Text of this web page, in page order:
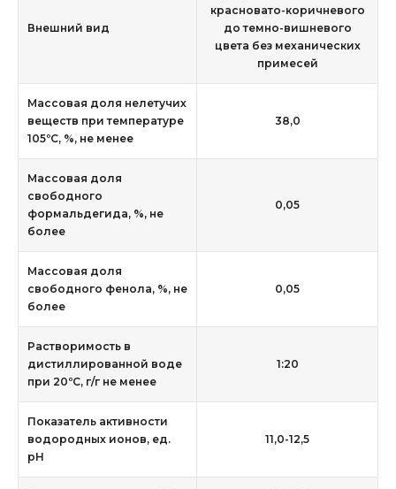
Внешний вид
красновато-коричневого
до темно-вишневого
цвета без механических
примесей
Массовая доля нелетучих
веществ при температуре
105ºС, %, не менее
38,0
Массовая доля
свободного
формальдегида, %, не
более
0,05
Массовая доля
свободного фенола, %, не
более
0,05
Растворимость в
дистиллированной воде
при 20ºС, г/г не менее
1:20
Показатель активности
водородных ионов, ед.
рН
11,0-12,5